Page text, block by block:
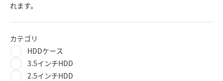
れます。
カテゴリ
HDDケース
3.5インチHDD
2.5インチHDD